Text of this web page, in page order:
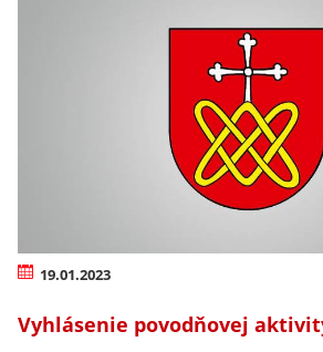
19.01.2023
Vyhlásenie povodňovej